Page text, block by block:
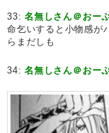
33:名無しさん＠おー
命乞いすると小物感が
らまだしも
34:名無しさん＠おー